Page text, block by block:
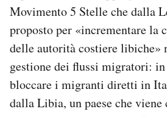
Area Personale
Newsletter
Hai bisogno di aiuto?
Esci
Movimento 5 Stelle che dalla
proposto per «incrementare la
delle autorità costiere libiche»
gestione dei flussi migratori:
bloccare i migranti diretti in
dalla Libia, un paese che viene